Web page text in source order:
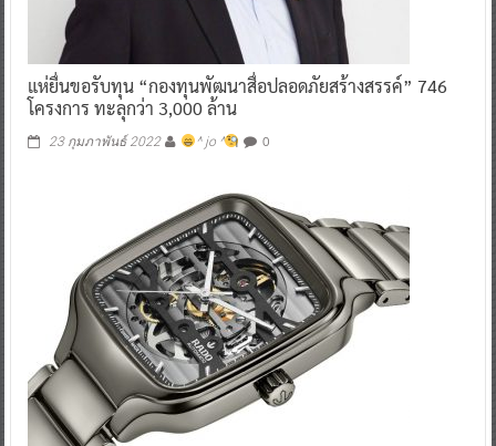
แห่ยื่นขอรับทุน “กองทุนพัฒนาสื่อปลอดภัยสร้างสรรค์” 746
โครงการ ทะลุกว่า 3,000 ล้าน
23 กุมภาพันธ์ 2022 ^ jo ^ 0